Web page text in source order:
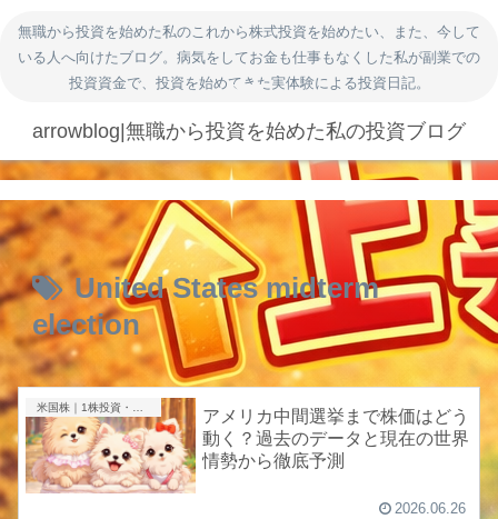
無職から投資を始めた私のこれから株式投資を始めたい、また、今して
いる人へ向けたブログ。病気をしてお金も仕事もなくした私が副業での
投資資金で、投資を始めてきた実体験による投資日記。
arrowblog|無職から投資を始めた私の投資ブログ
United States midterm
election
米国株｜1株投資・成長株
アメリカ中間選挙まで株価はどう
動く？過去のデータと現在の世界
情勢から徹底予測
2026.06.26